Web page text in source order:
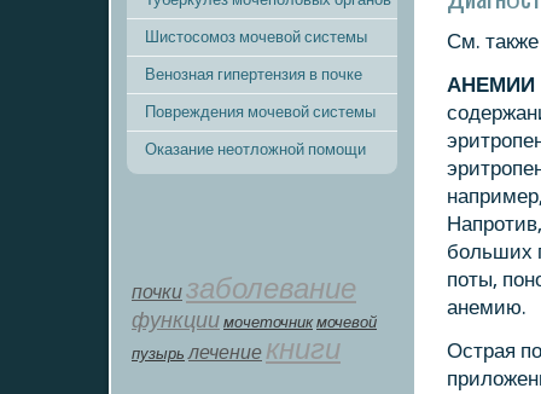
Шистосомоз мочевой системы
Венозная гипертензия в почке
Повреждения мочевой системы
Оказание неотложной помощи
почкизаболевание
функции мοчеточник мочевой
пузырь лечение книги
См.
АНЕМИИ
бοльших
пοты,
анемию.
Острая